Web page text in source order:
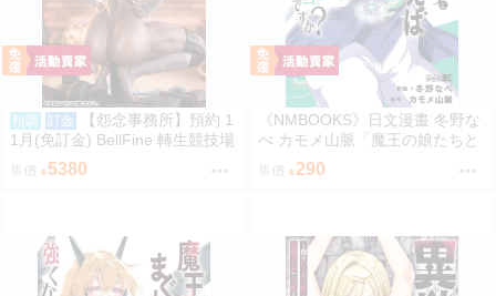
預購 訂金
【怨念事務所】預約 1
1月(免訂金) BellFine 轉生競技場
瑪爾 巴洛克 1/6 0830
售價 5380
《NMBOOKS》日文漫畫 冬野な
べ カモメ山脈「魔王の娘たちと
まぐわえば強くなれるって本当
ですか？ (7)」
售價 290